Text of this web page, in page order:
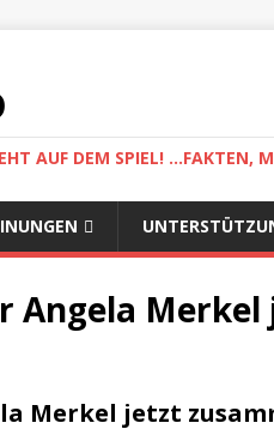
AUF DEM SPIEL! ...FAKTEN,
Angela
Merkel jetzt